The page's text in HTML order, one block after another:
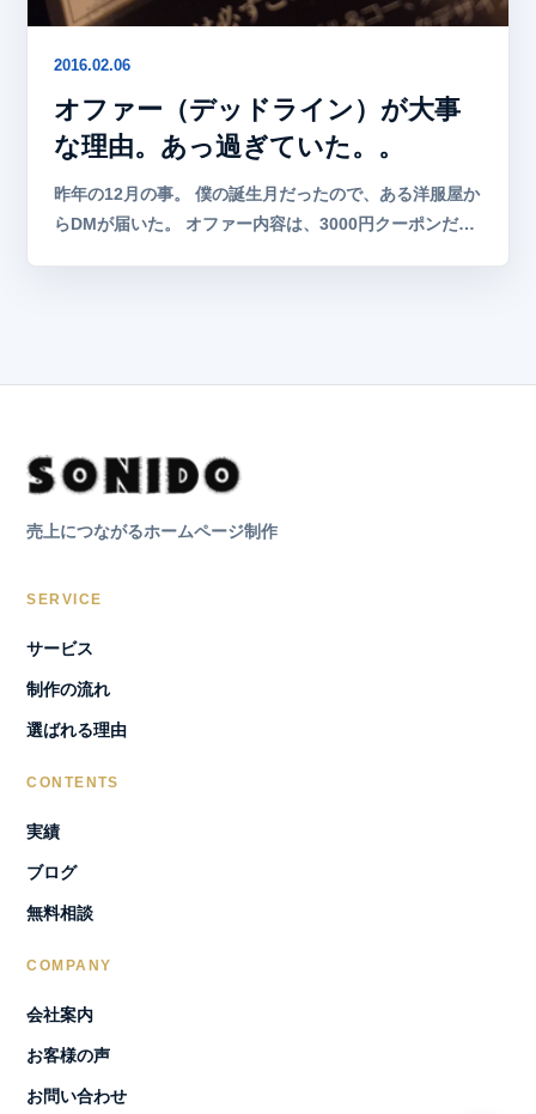
2016.02.06
オファー（デッドライン）が大事
な理由。あっ過ぎていた。。
昨年の12月の事。 僕の誕生月だったので、ある洋服屋か
らDMが届いた。 オファー内容は、3000円クーポンだ…
売上につながるホームページ制作
SERVICE
サービス
制作の流れ
選ばれる理由
CONTENTS
実績
ブログ
無料相談
COMPANY
会社案内
お客様の声
お問い合わせ